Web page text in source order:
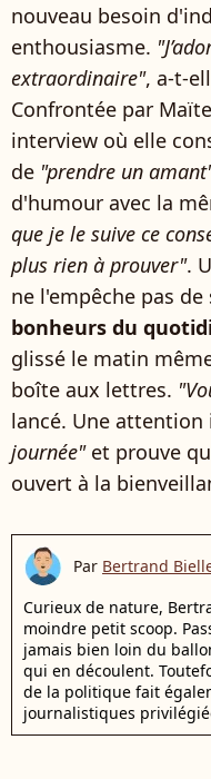
nouveau besoin
enthousiasme.
extraordinaire", a-t-
Confrontée par
interview où elle
de "prendre un
d'humour avec la
que je le suive ce
plus rien à prouver".
ne l'empêche pas de
bonheurs du
glissé le matin
boîte aux lettres.
lancé. Une
journée"et prouve
ouvert à la
Par Bertrand
Curieux de nature,
moindre petit scoop.
jamais bien loin du
qui en découlent.
de la politique fait
journalistiques